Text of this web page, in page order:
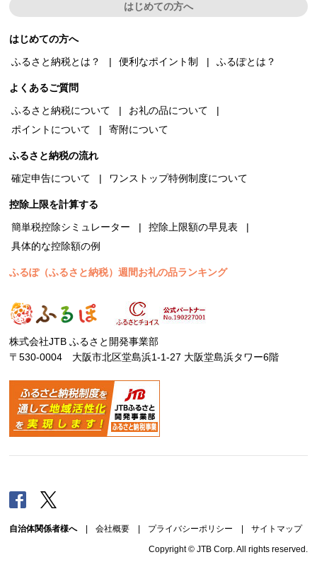
はじめての方へ
はじめての方へ
ふるさと納税とは？
便利なポイント制 ふるぽとは？
よくあるご質問
ふるさと納税について
お礼の品について
ポイントについて
寄附について
ふるさと納税の流れ
確定申告について
ワンストップ特例制度について
控除上限を計算する
簡単税控除シミュレーター
控除上限額の早見表
具体的な控除額の例
ふるぽ（ふるさと納税）週間お礼の品ランキング
株式会社JTB ふるさと開発事業部
〒530-0004 大阪市北区堂島浜1-1-27 大阪堂島浜タワー6階
Facebook
自治体関係者様へ| 会社概要 プライバシーポリシー サイトマップ
Copyright © JTB Corp. All rights reserved.